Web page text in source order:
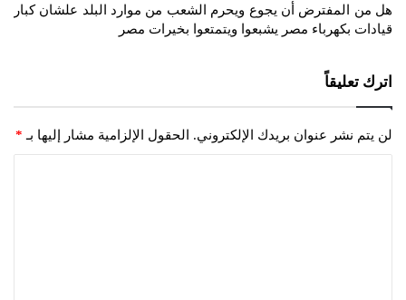
هل من المفترض أن يجوع ويحرم الشعب من موارد البلد علشان كبار
قيادات بكهرباء مصر يشبعوا ويتمتعوا بخيرات مصر
اترك تعليقاً
لن يتم نشر عنوان بريدك الإلكتروني. الحقول الإلزامية مشار إليها بـ *